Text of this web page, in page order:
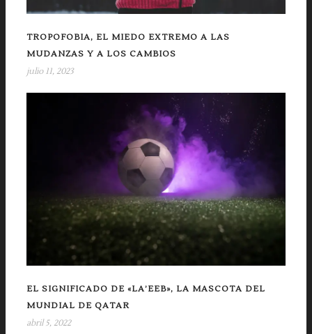
TROPOFOBIA, EL MIEDO EXTREMO A LAS
MUDANZAS Y A LOS CAMBIOS
julio 11, 2023
EL SIGNIFICADO DE «LA’EEB», LA MASCOTA DEL
MUNDIAL DE QATAR
abril 5, 2022